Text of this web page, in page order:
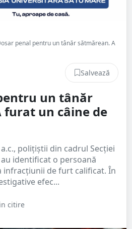
penal pentru un tânăr sătmărean. A
Salvează
un tânăr
furat un câine de
polițiștii din cadrul Secției
identificat o persoană
infracțiunii de furt calificat. În
efec...
citire